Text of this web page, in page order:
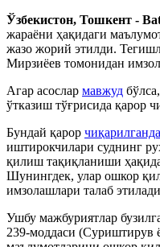
Ўзбекистон, Тошкент -
жараёни ҳақидаги
жазо жорий этилди.
Мирзиёев томонидан
Агар асослар мавжуд
ўтказиш тўғрисида қарор
Бундай қарор чиқарилганда
иштирокчилари суднинг
қилиш тақиқланиши
Шунингдек, улар ошкор
имзолашлари талаб
Ушбу мажбуриятлар
239-моддаси (Суриштирув